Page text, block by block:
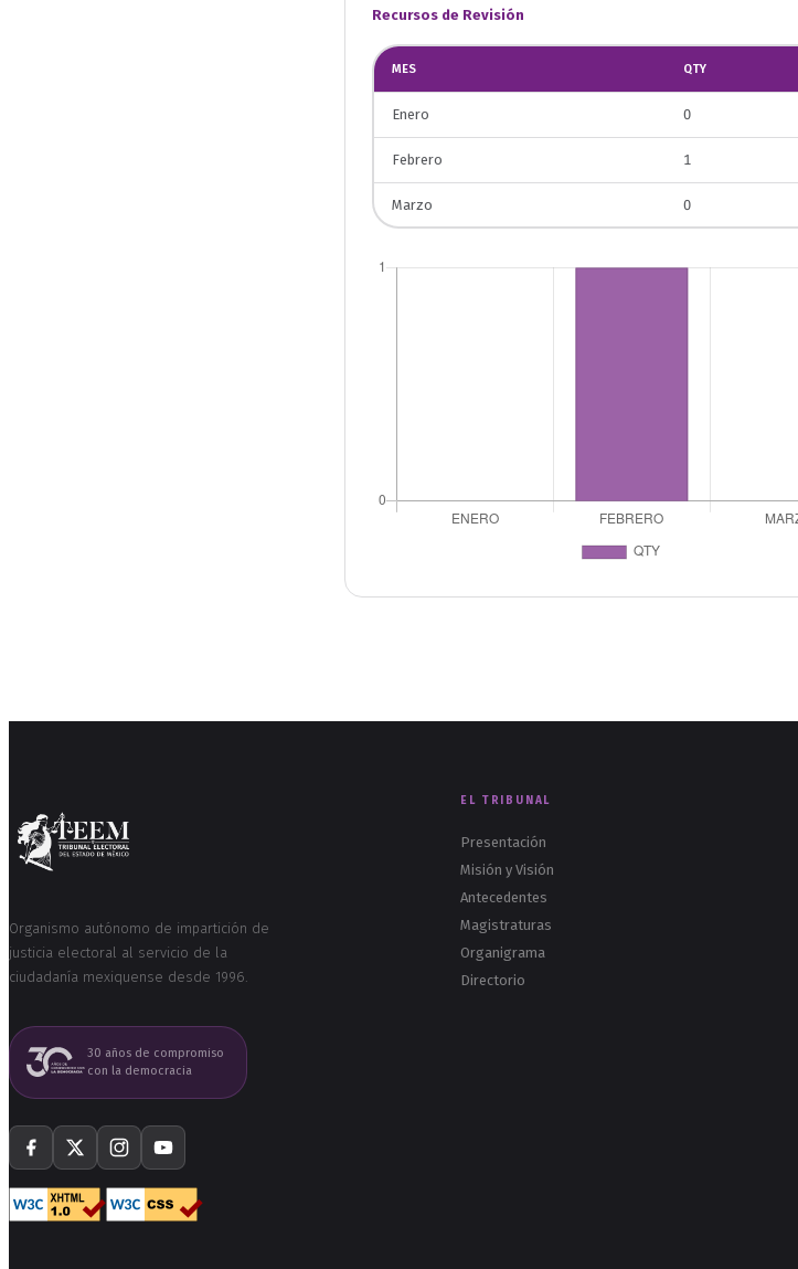
Recursos de Revisión
MES QTY
Enero 0
Febrero 1
Marzo 0
Organismo autónomo de impartición de
justicia electoral al servicio de la
ciudadanía mexiquense desde 1996.
30 años de compromiso
con la democracia
EL TRIBUNAL
Presentación
Misión y Visión
Antecedentes
Magistraturas
Organigrama
Directorio